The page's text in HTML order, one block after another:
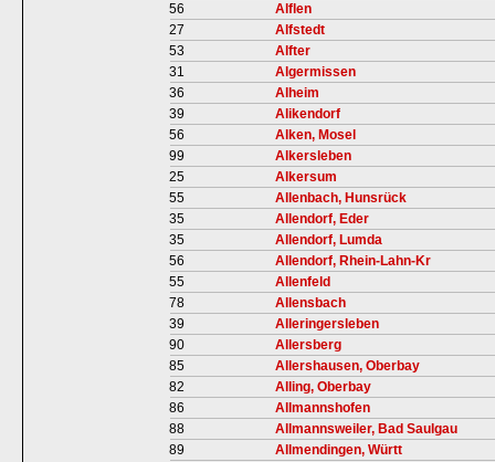
56
Alflen
27
Alfstedt
53
Alfter
31
Algermissen
36
Alheim
39
Alikendorf
56
Alken, Mosel
99
Alkersleben
25
Alkersum
55
Allenbach, Hunsrück
35
Allendorf, Eder
35
Allendorf, Lumda
56
Allendorf, Rhein-Lahn-Kr
55
Allenfeld
78
Allensbach
39
Alleringersleben
90
Allersberg
85
Allershausen, Oberbay
82
Alling, Oberbay
86
Allmannshofen
88
Allmannsweiler, Bad Saulgau
89
Allmendingen, Württ